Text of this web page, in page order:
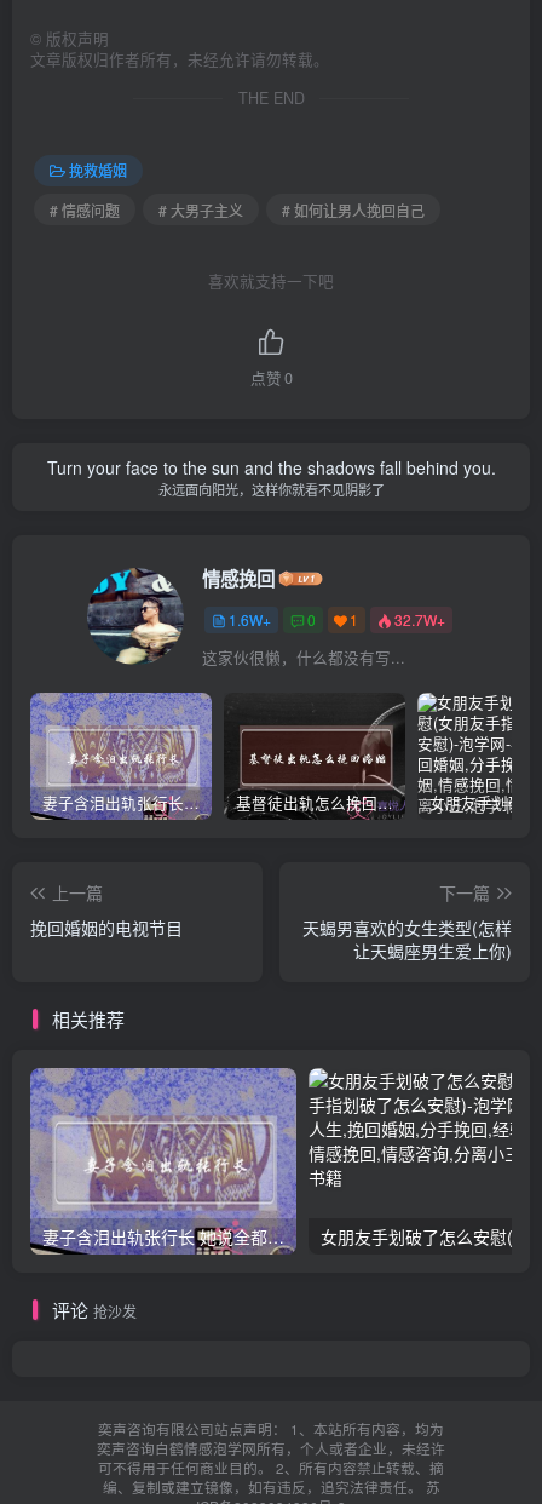
© 版权声明
文章版权归作者所有，未经允许请勿转载。
THE END
挽救婚姻
# 情感问题
# 大男子主义 # 如何让男人挽回自己
喜欢就支持一下吧
点赞0
Turn your face to the sun and the shadows fall behind you.
永远面向阳光，这样你就看不见阴影了
情感挽回
1.6W+ 0 1 32.7W+
这家伙很懒，什么都没有写...
妻子含泪出轨张行长 她说全都是因为家中 基督徒出轨怎么挽回婚姻(基督徒面对出轨婚姻)
上一篇
挽回婚姻的电视节目
下一篇
天蝎男喜欢的女生类型(怎样
让天蝎座男生爱上你)
相关推荐
妻子含泪出轨张行长 她说全都是因为家中
评论 抢沙发
奕声咨询有限公司站点声明： 1、本站所有内容，均为
奕声咨询白鹤情感泡学网所有，个人或者企业，未经许
可不得用于任何商业目的。 2、所有内容禁止转载、摘
编、复制或建立镜像，如有违反，追究法律责任。 苏